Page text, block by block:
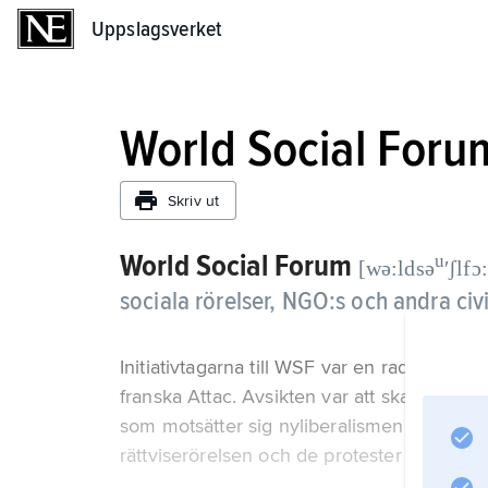
Uppslagsverket
World Social
Skriv ut
World Social Forum [wə:ldsəu
sociala rörelser, NGO:s och andra
Initiativtagarna till WSF var en rad
franska Attac. Avsikten var att skapa ett
som motsätter sig nyliberalismen. WSF är
rättviserörelsen och de protester som fick